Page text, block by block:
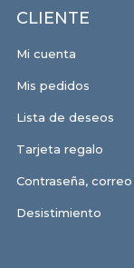
CLIENTE
Mi cuenta
Mis pedidos
Lista de deseos
Tarjeta regalo
Contraseña, correo
Desistimiento